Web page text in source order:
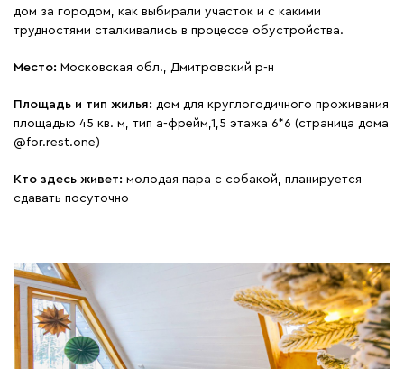
дом за городом, как выбирали участок и с какими
трудностями сталкивались в процессе обустройства.
Место: Московская обл., Дмитровский р-н
Площадь и тип жилья: дом для круглогодичного проживания
площадью 45 кв. м, тип а-фрейм,1,5 этажа 6*6 (страница дома
@for.rest.one)
Кто здесь живет: молодая пара с собакой, планируется
сдавать посуточно